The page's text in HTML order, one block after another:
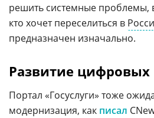
решить системные проблемы,
кто хочет переселиться в
предназначен изначально.
Развитие цифровых
Портал «Госуслуги» тоже
модернизация, как писал